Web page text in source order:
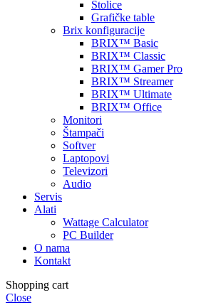
Stolice
Grafičke table
Brix konfiguracije
BRIX™ Basic
BRIX™ Classic
BRIX™ Gamer Pro
BRIX™ Streamer
BRIX™ Ultimate
BRIX™ Office
Monitori
Štampači
Softver
Laptopovi
Televizori
Audio
Servis
Alati
Wattage Calculator
PC Builder
O nama
Kontakt
Shopping cart
Close